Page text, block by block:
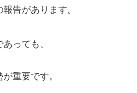
告があります。
っても、
重要です。